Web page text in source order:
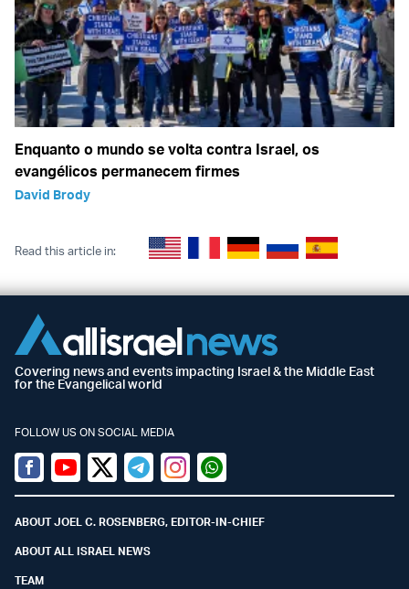
Enquanto o mundo se volta contra Israel, os
evangélicos permanecem firmes
David Brody
Read this article in:
Covering news and events impacting Israel & the Middle East
for the Evangelical world
FOLLOW US ON SOCIAL MEDIA
Facebook
YoutubeTwitter (X)
TelegramInstagramWhatsapp
ABOUT JOEL C. ROSENBERG, EDITOR-IN-CHIEF
ABOUT ALL ISRAEL NEWS
TEAM